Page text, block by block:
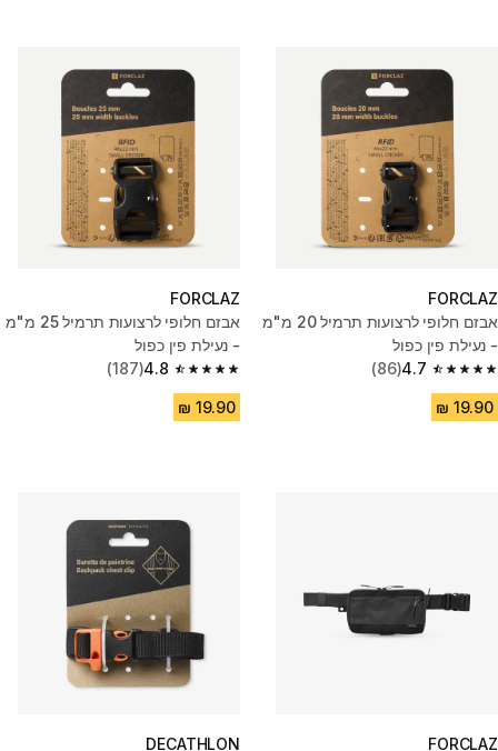
FORCLAZ
אבזם חלופי לרצועות תרמיל 20 מ"מ
- נעילת פין כפול
4.7
4.7 out of 5 stars from 86 reviews
(86)
FORCLAZ
אבזם חלופי לרצועות תרמיל 25 מ"מ
- נעילת פין כפול
4.8
4.8 out of 5 stars from 187 reviews
(187)
FORCLAZ
DECATHLON